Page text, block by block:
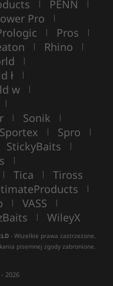
| PENN |
Pro |
| Pros |
| Rhino |
|
ł |
w |
|
| Sonik |
Sportex | Spro |
StickyBaits |
|
| Tica | Tiross
|
| VASS |
| WileyX
- Wszelkie prawa zastrzeżone.
pisemnej zgody zabronione.
2026